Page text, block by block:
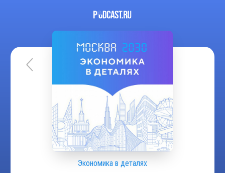
Экономика в деталях